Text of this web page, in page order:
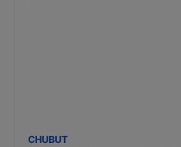
CHUBUT